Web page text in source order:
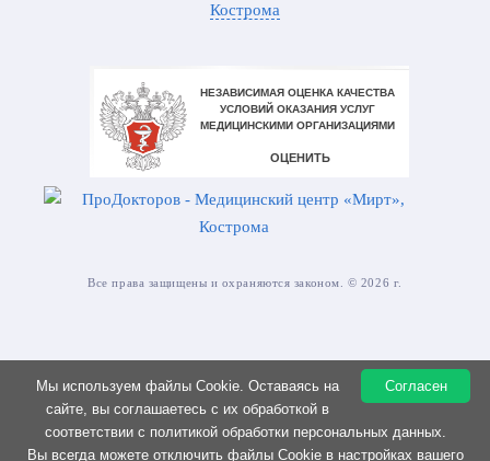
Кострома
Все права защищены и охраняются законом. © 2026 г.
ИМЕЮТСЯ ПРОТИВОПОКАЗАНИЯ. НЕОБХОДИМА
КОНСУЛЬТАЦИЯ СПЕЦИАЛИСТА
Согласен
Мы используем файлы Cookie. Оставаясь на
сайте, вы соглашаетесь с их обработкой в
соответствии с политикой обработки персональных данных.
Вы всегда можете отключить файлы Cookie в настройках вашего